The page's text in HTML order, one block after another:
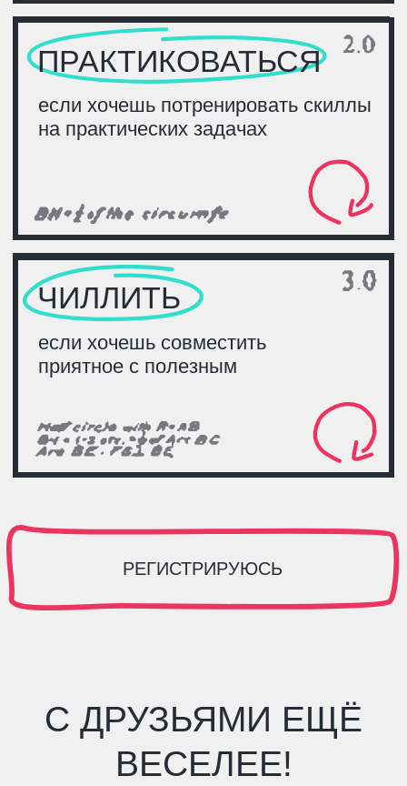
Приводи друзей на форум — получи
сертификат Ozon и пиццу на всю
Получи
призы
3
U H
БОЛЬШЕ ДРУЗЕЙ —
БОЛЬШЕ ПОДАРКОВ
А если придут5+ друзей—
на 1000 рублей и две пиццы
на всю компанию
Пригласишь и придёшь
на форум с 3+ друзьями
угостим сочной пиццей